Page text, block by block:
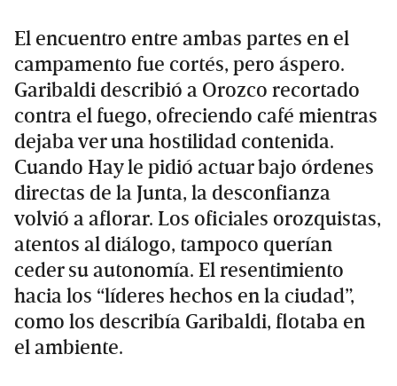
El encuentro entre ambas partes en el
campamento fue cortés, pero áspero.
Garibaldi describió a Orozco recortado
contra el fuego, ofreciendo café mientras
dejaba ver una hostilidad contenida.
Cuando Hay le pidió actuar bajo órdenes
directas de la Junta, la desconfianza
volvió a aflorar. Los oficiales orozquistas,
atentos al diálogo, tampoco querían
ceder su autonomía. El resentimiento
hacia los “líderes hechos en la ciudad”,
como los describía Garibaldi, flotaba en
el ambiente.